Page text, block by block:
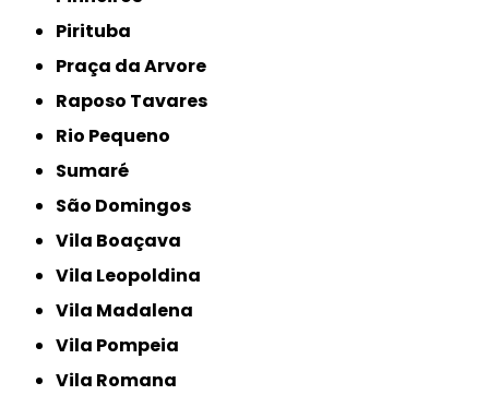
Pirituba
Praça da Arvore
Raposo Tavares
Rio Pequeno
Sumaré
São Domingos
Vila Boaçava
Vila Leopoldina
Vila Madalena
Vila Pompeia
Vila Romana